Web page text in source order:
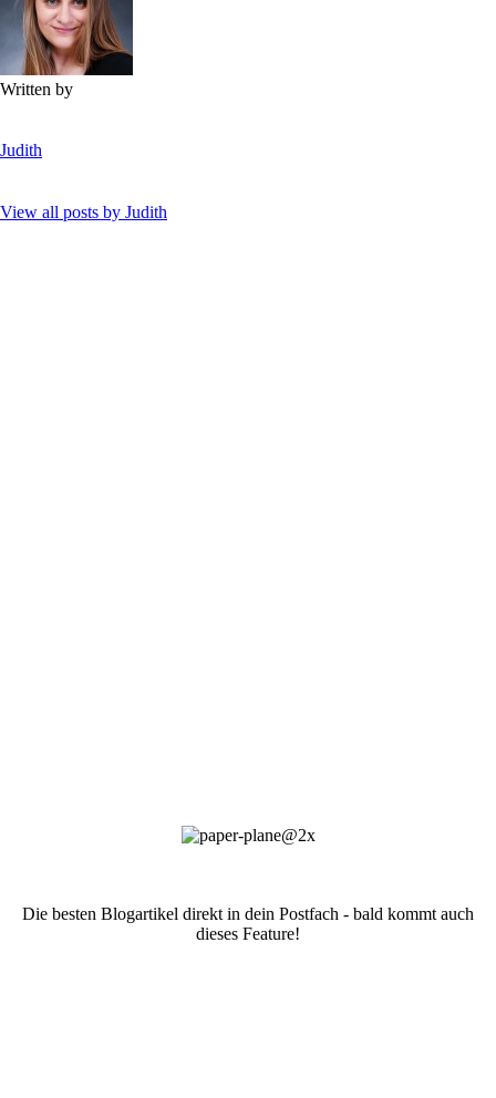
Written by
Judith
View all posts by Judith
Die besten Blogartikel direkt in dein Postfach - bald kommt auch
dieses Feature!